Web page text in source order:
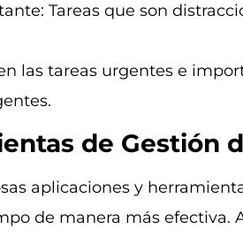
Tareas que son
las tareas urgentes e
de Gestión
aplicaciones y
de manera más efectiva.